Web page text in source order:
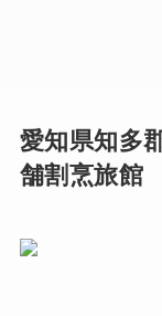
愛知県知多
舗割烹旅館